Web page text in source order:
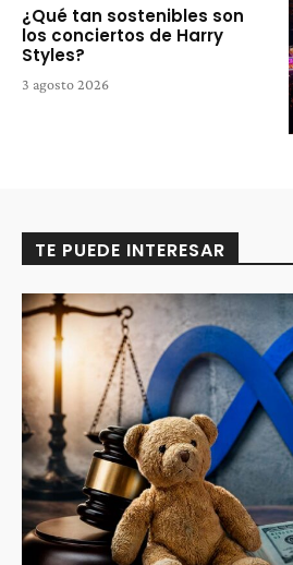
¿Qué tan sostenibles son
los conciertos de Harry
Styles?
3 agosto 2026
TE PUEDE INTERESAR